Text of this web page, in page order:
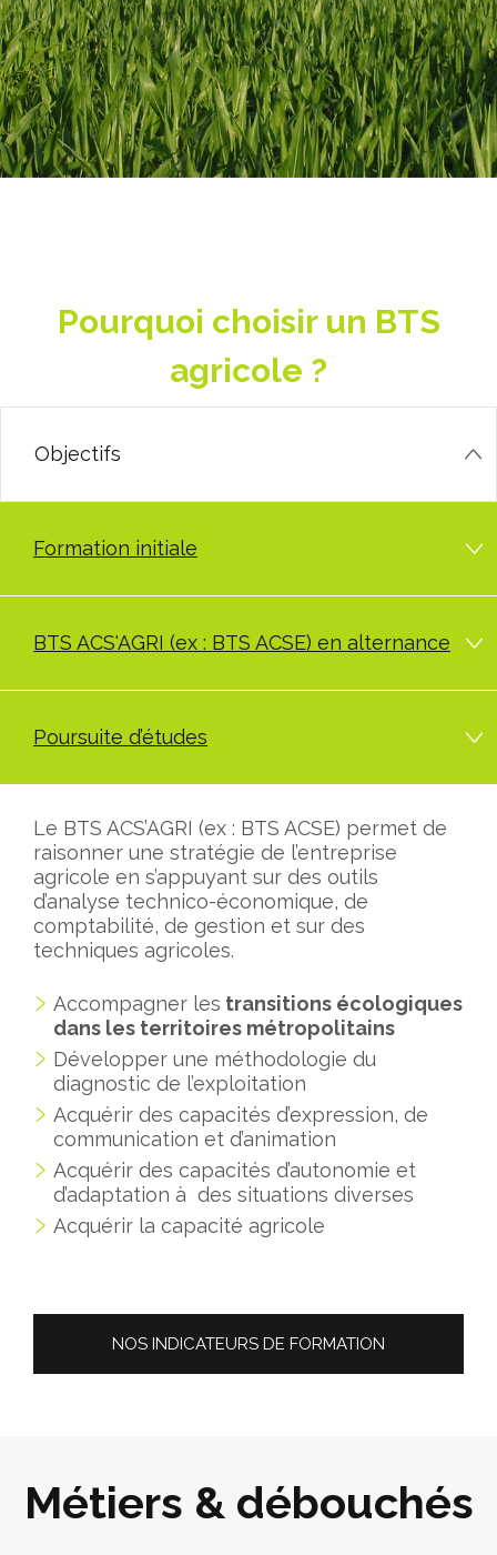
Pourquoi choisir un BTS
agricole ?
Objectifs
Formation initiale
BTS ACS'AGRI (ex : BTS ACSE) en alternance
Poursuite d’études
Le BTS ACS’AGRI (ex : BTS ACSE) permet de
raisonner une stratégie de l’entreprise
agricole en s’appuyant sur des outils
d’analyse technico-économique, de
comptabilité, de gestion et sur des
techniques agricoles.
Accompagner les transitions écologiques
dans les territoires métropolitains
Développer une méthodologie du
diagnostic de l’exploitation
Acquérir des capacités d’expression, de
communication et d’animation
Acquérir des capacités d’autonomie et
d’adaptation à des situations diverses
Acquérir la capacité agricole
NOS INDICATEURS DE FORMATION
Métiers & débouchés